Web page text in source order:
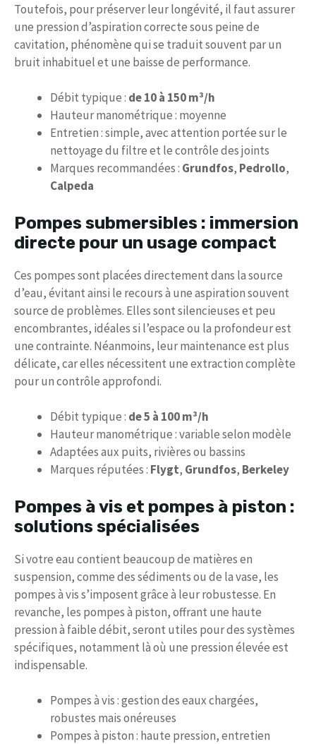
Toutefois, pour préserver leur longévité, il faut assurer
une pression d’aspiration correcte sous peine de
cavitation, phénomène qui se traduit souvent par un
bruit inhabituel et une baisse de performance.
Débit typique : de 10 à 150 m³/h
Hauteur manométrique : moyenne
Entretien : simple, avec attention portée sur le
nettoyage du filtre et le contrôle des joints
Marques recommandées : Grundfos, Pedrollo,
Calpeda
Pompes submersibles : immersion
directe pour un usage compact
Ces pompes sont placées directement dans la source
d’eau, évitant ainsi le recours à une aspiration souvent
source de problèmes. Elles sont silencieuses et peu
encombrantes, idéales si l’espace ou la profondeur est
une contrainte. Néanmoins, leur maintenance est plus
délicate, car elles nécessitent une extraction complète
pour un contrôle approfondi.
Débit typique : de 5 à 100 m³/h
Hauteur manométrique : variable selon modèle
Adaptées aux puits, rivières ou bassins
Marques réputées : Flygt, Grundfos, Berkeley
Pompes à vis et pompes à piston :
solutions spécialisées
Si votre eau contient beaucoup de matières en
suspension, comme des sédiments ou de la vase, les
pompes à vis s’imposent grâce à leur robustesse. En
revanche, les pompes à piston, offrant une haute
pression à faible débit, seront utiles pour des systèmes
spécifiques, notamment là où une pression élevée est
indispensable.
Pompes à vis : gestion des eaux chargées,
robustes mais onéreuses
Pompes à piston : haute pression, entretien